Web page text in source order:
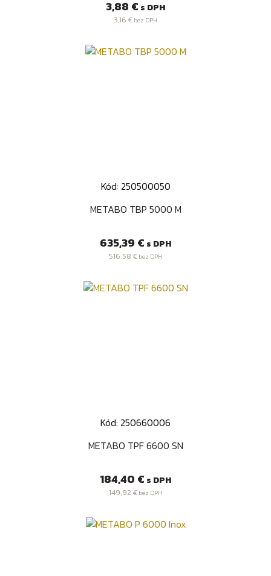
Cena
3,88 € s DPH
3,16 € bez DPH
Kód: 250500050
METABO TBP 5000 M
Cena
635,39 € s DPH
516,58 € bez DPH
Kód: 250660006
METABO TPF 6600 SN
Cena
184,40 € s DPH
149,92 € bez DPH